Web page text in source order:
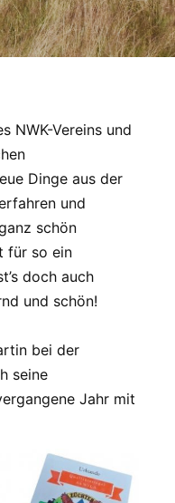
NWK-Vereins und
Dinge aus der
und
schön
für so ein
doch auch
und schön!
bei der
seine
Jahr mit